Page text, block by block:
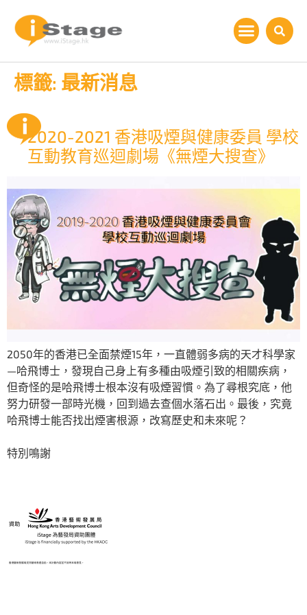
標籤: 最新消息
2020-2021 香港吸煙與健康委員 學校
互動教育巡迴劇場《無煙大搜查》
2050年的香港已全面禁煙15年，一直體弱多病的天才科學家
—哈飛博士，發現自己身上有多種由吸煙引致的相關疾病，
但奇怪的是哈飛博士根本沒有吸煙習慣。為了尋根究底，他
努力研發一部時光機，回到過去查個水落石出。最後，究竟
哈飛博士能否找出煙害根源，改寫歷史和未來呢？
特別鳴謝